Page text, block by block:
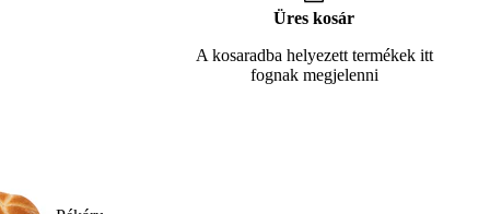
Üres kosár
A kosaradba helyezett termékek itt
fognak megjelenni